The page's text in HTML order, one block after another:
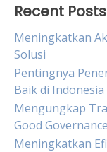
Recent Posts
Meningkatkan
Solusi
Pentingnya
Baik di Indonesia
Mengungkap
Good Governance
Meningkatkan